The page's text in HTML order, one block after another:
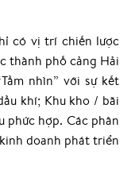
có vị trí chiến lược
thành phố cảng Hải
nhìn” với sự kết
khí; Khu kho / bãi
phức hợp. Các phân
doanh phát triển